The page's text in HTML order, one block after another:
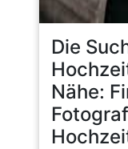
Die
Nähe: